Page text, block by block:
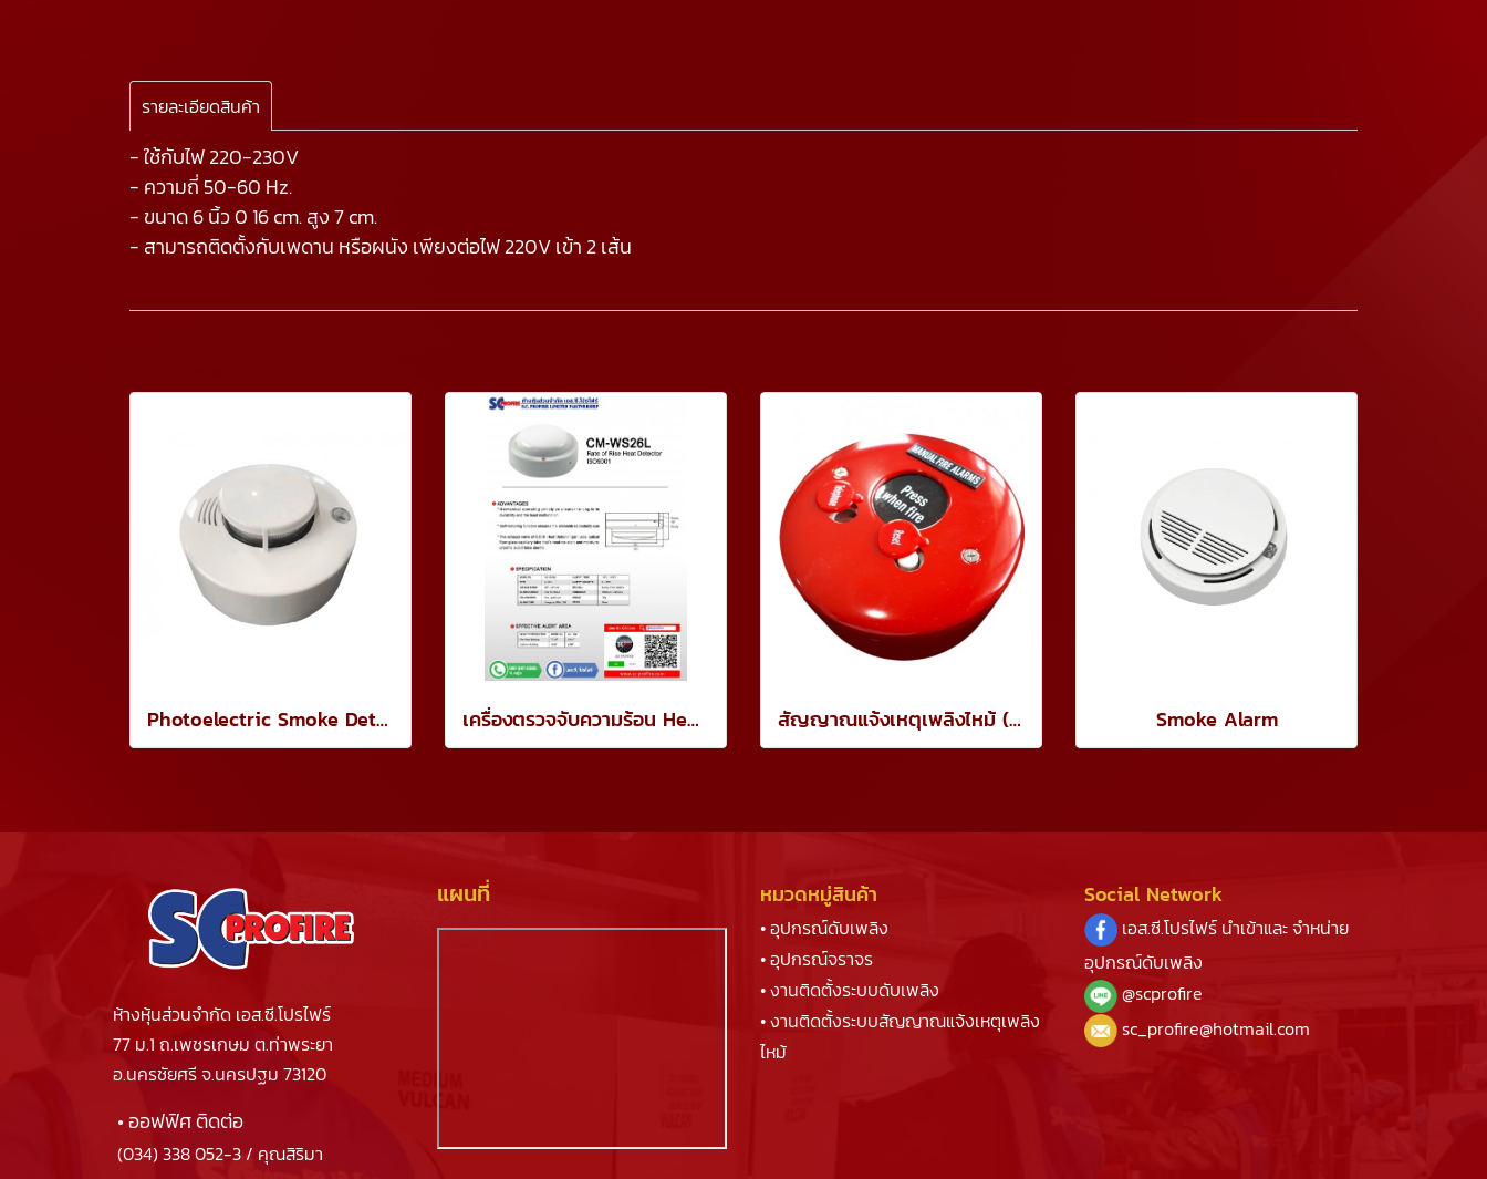
รายละเอียดสินค้า
- ใช้กับไฟ 220-230V
- ความถี่ 50-60 Hz.
- ขนาด 6 นิ้ว 0 16 cm. สูง 7 cm.
- สามารถติดตั้งกับเพดาน หรือผนัง เพียงต่อไฟ 220V เข้า 2 เส้น
Photoelectric Smoke Detector (Stand Alone Type) เครื่องตรวจจับความร้อน Heat Detector CM-WS26L สัญญาณแจ้งเหตุเพลิงไหม้ (Manual Alarm With Reset) Smoke Alarm
ห้างหุ้นส่วนจำกัด เอส.ซี.โปรไฟร์
77 ม.1 ถ.เพชรเกษม ต.ท่าพระยา
อ.นครชัยศรี จ.นครปฐม 73120
• ออฟฟิศ ติดต่อ
(034) 338 052-3/ คุณสิริมา
แผนที่ หมวดหมู่สินค้า
• อุปกรณ์ดับเพลิง
• อุปกรณ์จราจร
• งานติดตั้งระบบดับเพลิง
• งานติดตั้งระบบสัญญาณแจ้งเหตุเพลิง
ไหม้
Social Network
เอส.ซี.โปรไฟร์ นำเข้าและ จำหน่าย
อุปกรณ์ดับเพลิง
@scprofire
sc_profire@hotmail.com